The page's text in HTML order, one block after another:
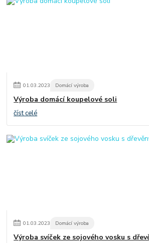
01.03.2023 Domácí výroba
Výroba domácí koupelové soli
číst celé
01.03.2023 Domácí výroba
Výroba svíček ze sojového vosku s